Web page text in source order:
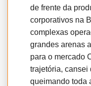
de frente da
corporativos na
complexas
grandes arenas
para o mercado
trajetória, cansei
queimando toda